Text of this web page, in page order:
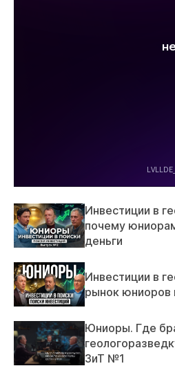
Инвестиции в
почему
деньги
Инвестиции в
рынок юниоров
Юниоры. Где
ЗиТ №1